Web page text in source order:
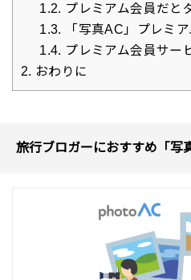
1.2. プレミアム会員だと
1.3.
「写真AC」プレミ
1.4. プレミアム会員サー
2. おわりに
旅行ブロガーにおすすめ「写